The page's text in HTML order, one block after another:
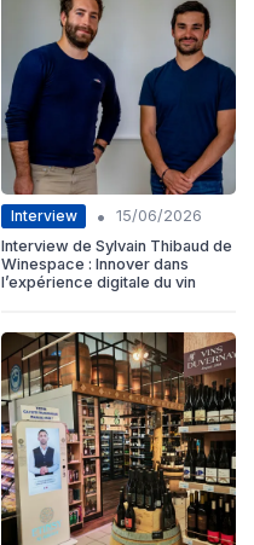
Interview •
15/06/2026
Interview de Sylvain Thibaud de
Winespace : Innover dans
l’expérience digitale du vin